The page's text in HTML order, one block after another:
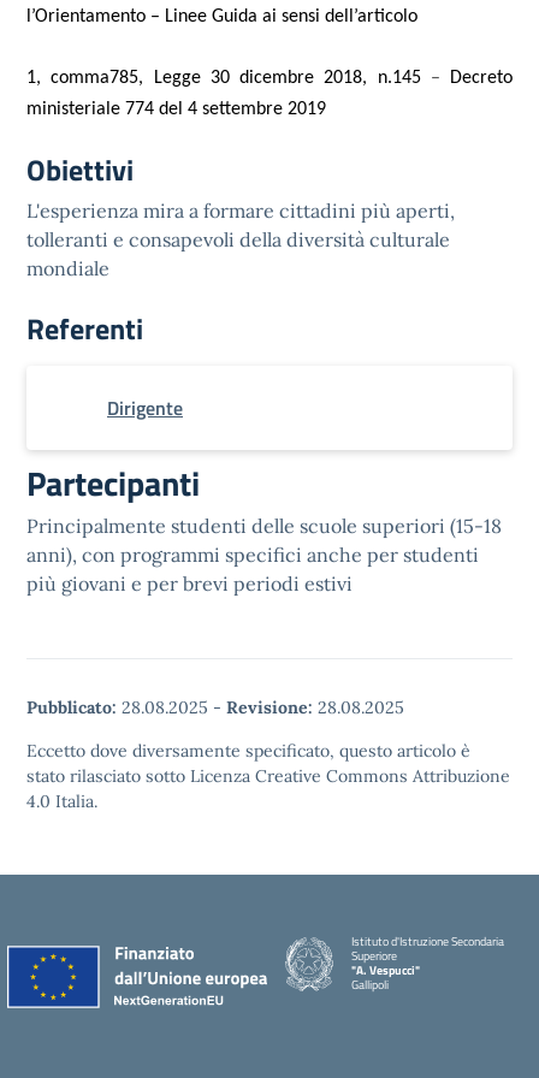
l’Orientamento – Linee Guida ai sensi dell’articolo
1, comma785, Legge 30 dicembre 2018, n.145 –
Decreto
ministeriale 774 del 4 settembre 2019
Obiettivi
L'esperienza mira a formare cittadini più aperti,
tolleranti e consapevoli della diversità culturale
mondiale
Referenti
Dirigente
Partecipanti
Principalmente studenti delle scuole superiori (15-18
anni), con programmi specifici anche per studenti
più giovani e per brevi periodi estivi
Pubblicato: 28.08.2025 - Revisione: 28.08.2025
Eccetto dove diversamente specificato, questo articolo è
stato rilasciato sotto Licenza Creative Commons Attribuzione
4.0 Italia.
Istituto d'Istruzione Secondaria
Superiore
"A. Vespucci"
Gallipoli